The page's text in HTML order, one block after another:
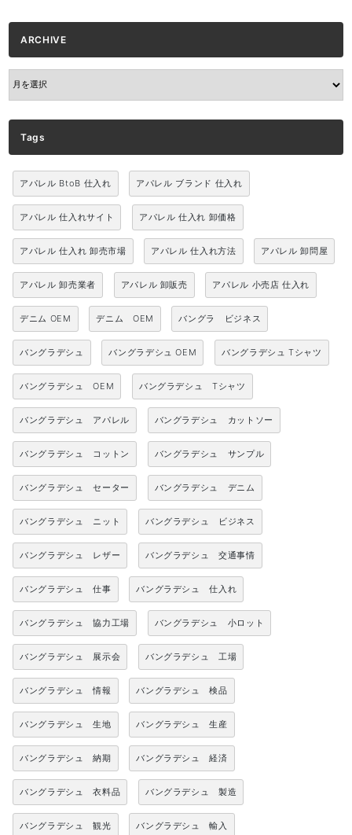
ARCHIVE
ARCHIVE
Tags
アパレル BtoB 仕入れ アパレル ブランド 仕入れ
アパレル 仕入れサイト アパレル 仕入れ 卸価格
アパレル 仕入れ 卸売市場 アパレル 仕入れ方法 アパレル 卸問屋
アパレル 卸売業者 アパレル 卸販売 アパレル 小売店 仕入れ
デニム OEM デニム OEM バングラ ビジネス
バングラデシュ バングラデシュ OEM バングラデシュ Tシャツ
バングラデシュ OEM バングラデシュ Tシャツ
バングラデシュ アパレル バングラデシュ カットソー
バングラデシュ コットン バングラデシュ サンプル
バングラデシュ セーター バングラデシュ デニム
バングラデシュ ニット バングラデシュ ビジネス
バングラデシュ レザー バングラデシュ 交通事情
バングラデシュ 仕事 バングラデシュ 仕入れ
バングラデシュ 協力工場 バングラデシュ 小ロット
バングラデシュ 展示会 バングラデシュ 工場
バングラデシュ 情報 バングラデシュ 検品
バングラデシュ 生地 バングラデシュ 生産
バングラデシュ 納期 バングラデシュ 経済
バングラデシュ 衣料品 バングラデシュ 製造
バングラデシュ 観光 バングラデシュ 輸入